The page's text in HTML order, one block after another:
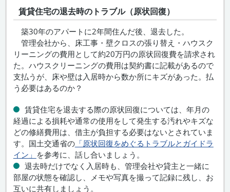
賃貸住宅の退去時のトラブル（原状回復）
築30年のアパートに2年間住んだ後、退去した。
管理会社から、床工事・壁クロスの張り替え・ハウスク
リーニングの費用として約20万円の原状回復費を請求され
た。ハウスクリーニングの費用は契約書に記載があるので
支払うが、床や壁は入居時から数か所にキズがあった。払
う必要はあるのか？
賃貸住宅を退去する際の原状回復については、年月の
経過による損耗や通常の使用をして発生する汚れやキズな
どの修繕費用は、借主が負担する必要はないとされていま
す。国土交通省の「原状回復をめぐるトラブルとガイドラ
イン」 を参考に、話し合いましょう。
退去時だけでなく入居時も、管理会社や貸主と一緒に
部屋の状態を確認し、メモや写真を撮って記録に残し、お
互いに共有しましょう。